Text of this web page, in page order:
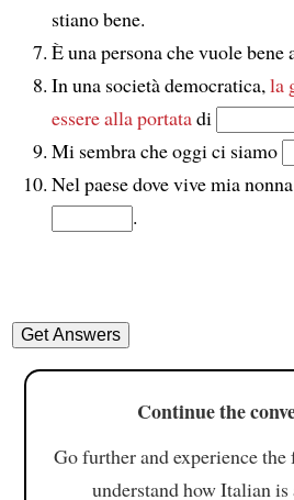
stiano bene.
È una persona che vuole bene
In una società democratica, la
essere alla portatadi
Mi sembra che oggi ci siamo
Nel paese dove vive mia nonna
.
Continue the
Go further and experience
understand how Italian is